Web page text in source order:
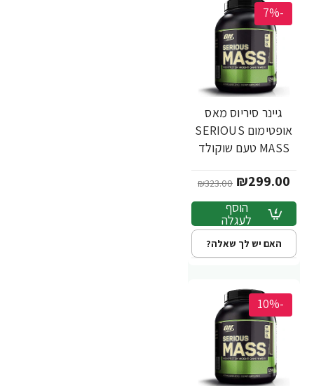
-7%
גיינר סיריוס מאס
אופטימום SERIOUS
MASS טעם שוקולד
Optimum Nutrition
₪299.00
₪323.00
הוסף
לעגלה
האם יש לך שאלה?
-10%